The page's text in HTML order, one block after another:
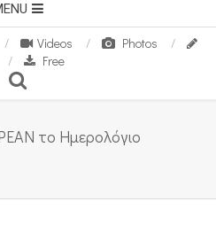
Videos
Photos
Free
Search
το Ημερολόγιο